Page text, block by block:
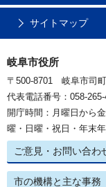
サイトマップ
岐阜市役所
〒500-8701 岐阜市司
代表電話番号：058-265-
開庁時間：月曜日から
曜・日曜・祝日・年末年
ご意見・お問い合わ
市の機構と主な事務